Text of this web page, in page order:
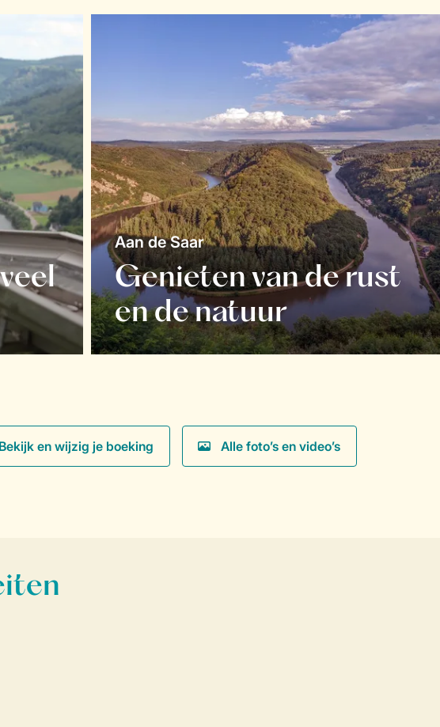
Genieten van de rust
en de natuur
Aan de Saar
Bekijk en wijzig je boeking Alle foto’s en video’s